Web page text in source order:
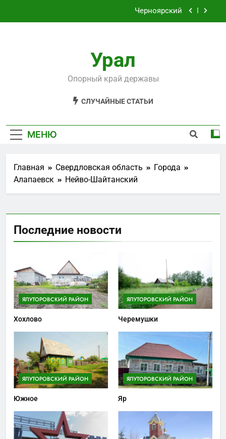
Черноярский
Староуткинск
Черноярский
Урал
Опорный край державы
СЛУЧАЙНЫЕ СТАТЬИ
МЕНЮ
Главная Свердловская область
Города
Алапаевск
Нейво-Шайтанский
Последние новости
ЯЛУТОРОВСКИЙ РАЙОН
Хохлово
ЯЛУТОРОВСКИЙ РАЙОН
Черемушки
ЯЛУТОРОВСКИЙ РАЙОН
Южное
ЯЛУТОРОВСКИЙ РАЙОН
Яр